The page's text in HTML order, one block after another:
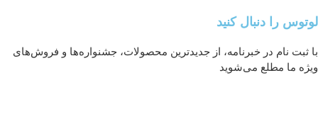
لوتوس را دنبال کنید
با ثبت‌ نام در خبرنامه، از جدیدترین محصولات، جشنواره‌ها و فروش‌های
ویژه ما مطلع می‌شوید